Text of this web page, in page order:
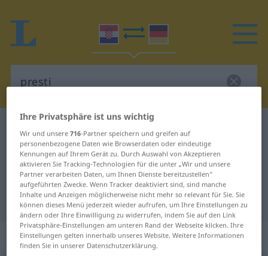
Kroatisch-Deutsch Übersetzung für
"presti"
"presti" Deutsch Übersetzung
„presti“
Ihre Privatsphäre ist uns wichtig
Wir und unsere716-Partner speichern und greifen auf
personenbezogene Daten wie Browserdaten oder eindeutige
Kennungen auf Ihrem Gerät zu. Durch Auswahl von Akzeptieren
aktivieren Sie Tracking-Technologien für die unter „Wir und unsere
Partner verarbeiten Daten, um Ihnen Dienste bereitzustellen“
aufgeführten Zwecke. Wenn Tracker deaktiviert sind, sind manche
Inhalte und Anzeigen möglicherweise nicht mehr so relevant für Sie. Sie
können dieses Menü jederzeit wieder aufrufen, um Ihre Einstellungen zu
ändern oder Ihre Einwilligung zu widerrufen, indem Sie auf den Link
Privatsphäre-Einstellungen am unteren Rand der Webseite klicken. Ihre
Einstellungen gelten innerhalb unseres Website. Weitere Informationen
finden Sie in unserer Datenschutzerklärung.